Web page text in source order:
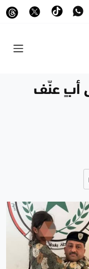
أبٍ عنّف